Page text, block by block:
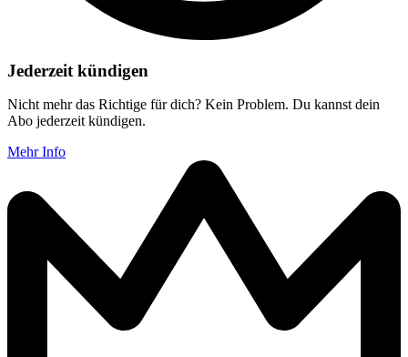
Jederzeit kündigen
Nicht mehr das Richtige für dich? Kein Problem. Du kannst dein
Abo jederzeit kündigen.
Mehr Info